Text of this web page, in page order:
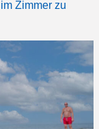
Zimmer zu